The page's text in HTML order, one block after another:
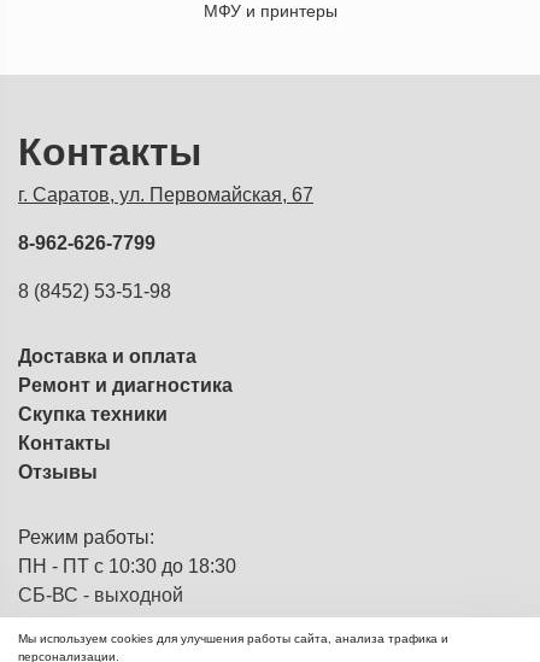
МФУ и принтеры
Контакты
г. Саратов, ул. Первомайская, 67
8-962-626-7799
8 (8452) 53-51-98
Доставка и оплата
Ремонт и диагностика
Скупка техники
Контакты
Отзывы
Режим работы:
ПН - ПТ с 10:30 до 18:30
СБ-ВС - выходной
Мы используем cookies для улучшения работы сайта, анализа трафика и
персонализации.